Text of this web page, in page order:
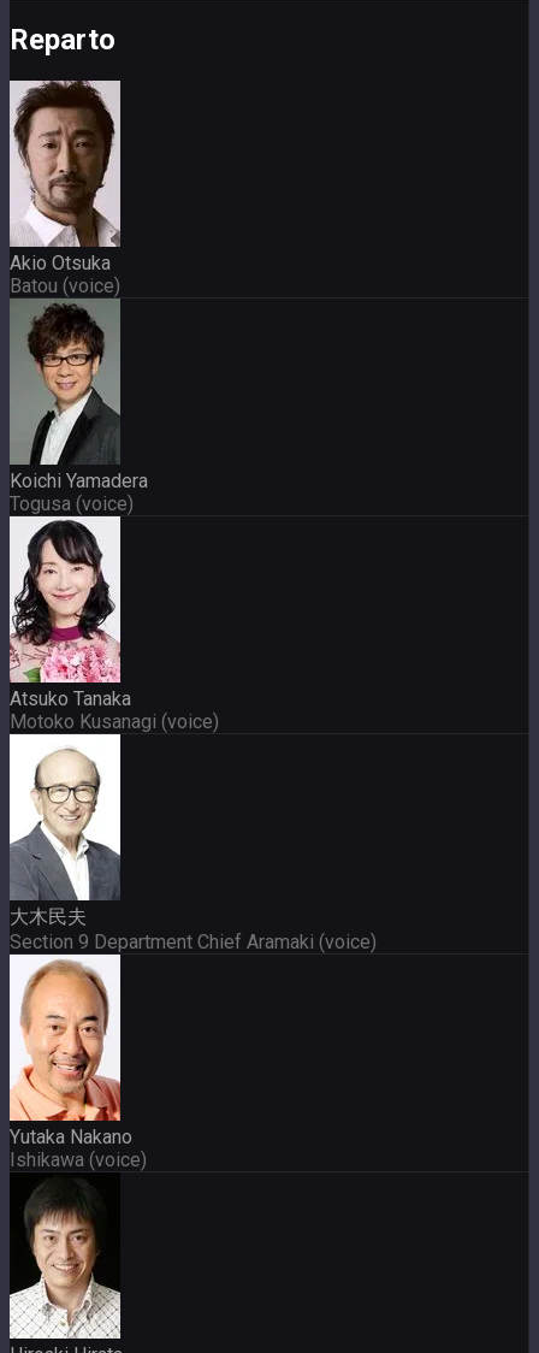
Reparto
Akio Otsuka
Batou (voice)
Koichi Yamadera
Togusa (voice)
Atsuko Tanaka
Motoko Kusanagi (voice)
大木民夫
Section 9 Department Chief Aramaki (voice)
Yutaka Nakano
Ishikawa (voice)